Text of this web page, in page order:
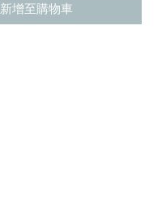
新增至購物車